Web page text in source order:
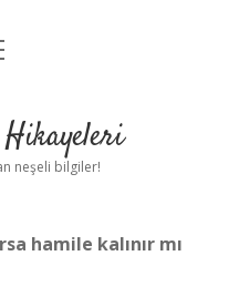
neşeli bilgiler!
hamile kalınır mı